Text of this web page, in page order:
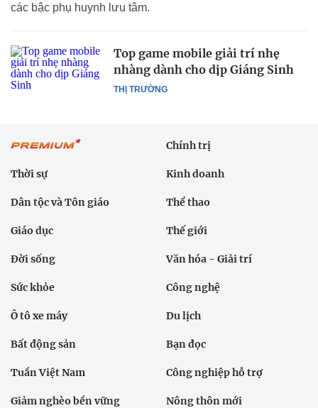
các bậc phụ huynh lưu tâm.
THỊ TRƯỜNG
Top game mobile giải trí nhẹ
nhàng dành cho dịp Giáng Sinh
Chính trị
Thời sự Kinh doanh
Dân tộc và Tôn giáo Thể thao
Giáo dục Thế giới
Đời sống Văn hóa - Giải trí
Sức khỏe Công nghệ
Ô tô xe máy Du lịch
Bất động sản Bạn đọc
Tuần Việt Nam Công nghiệp hỗ trợ
Giảm nghèo bền vững Nông thôn mới